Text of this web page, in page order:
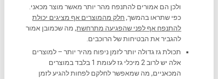
ולכן הם אמורים להתנפח מהר יותר מאשר מוצר מכאני.
כפי שתראו בהמשך, חלק מהמוצרים אף מציגים יכולת
להתנפח אף לפני שהפגיעה מתרחשת, מה שכמובן אמור
להגביר את הבטיחות של הרוכבים.
תכולת גז גדולה יותר לזמן ניפוח מהיר יותר – למוצרים
אלה יש לרוב 2 מיכלי גז לעומת 1 בלבד במוצרים
המכאניים, מה שמאפשר לחלקם לפחות להגיע לזמן